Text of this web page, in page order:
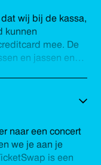
wij bij de kassa,
kunnen
mee. De
en jassen en
naar een concert
we je aan je
is een